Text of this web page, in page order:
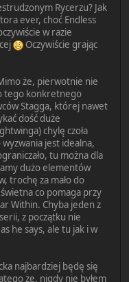
Rycerzu? Jak
ever, choć Endless
w razie
Oczywiście grając
że, pierwotnie nie
tego konkretnego
Stagga, której nawet
dość duże
chylę czoła
jest idealna,
tu można dla
dużo elementów
trochę za mało do
co pomaga przy
Within. Chyba jeden z
z początku nie
he says, ale tu jak i w
najbardziej będę się
że, nigdy nie byłem